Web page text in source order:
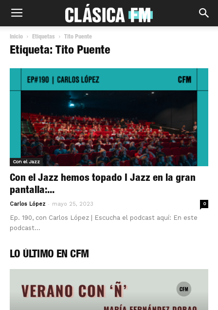
Inicio Etiquetas Tito Puente
Etiqueta: Tito Puente
Con el Jazz
Con el Jazz hemos topado I Jazz en la gran
pantalla:...
Carlos López - mayo 25, 2023 0
Ep. 190, con Carlos López | Escucha el podcast aquí: En este
podcast...
LO ÚLTIMO EN CFM